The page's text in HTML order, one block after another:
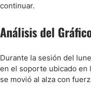
continuar.
Análisis del
Durante la sesión del
en el soporte ubicado en
se movió al alza con